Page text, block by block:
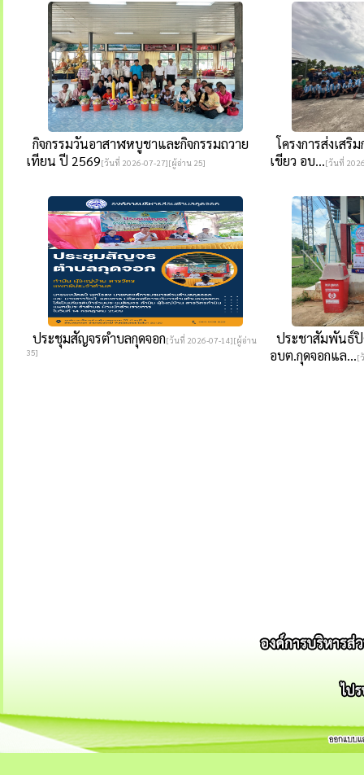
กิจกรรมวันอาสาฬหบูชาและกิจกรรมถวาย
เทียน ปี 2569[วันที่ 2026-07-27][ผู้อ่าน 25]
โครงการส่งเส
เขียว อบ...[วันที่
ประชุมสัญจรตำบลกุดจอก[วันที่ 2026-07-14][ผู้อ่าน
35]
ประชาสัมพันธ์ปิ
อบต.กุดจอกแล...[